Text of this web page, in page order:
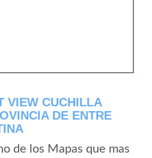
VIEW CUCHILLA
DE ENTRE
de los Mapas que mas